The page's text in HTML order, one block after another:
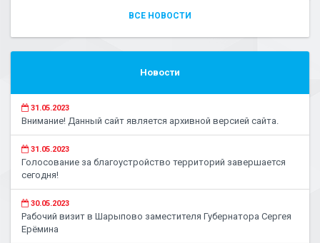
ВСЕ НОВОСТИ
Новости
31.05.2023
Внимание! Данный сайт является архивной версией сайта.
31.05.2023
Голосование за благоустройство территорий завершается
сегодня!
30.05.2023
Рабочий визит в Шарыпово заместителя Губернатора Сергея
Ерёмина